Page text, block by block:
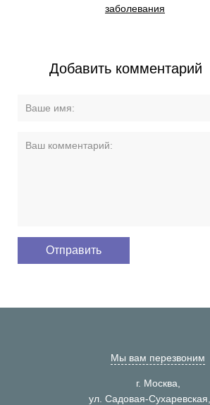
заболевания
Добавить комментарий
Мы вам перезвоним
г. Москва,
ул. Садовая-